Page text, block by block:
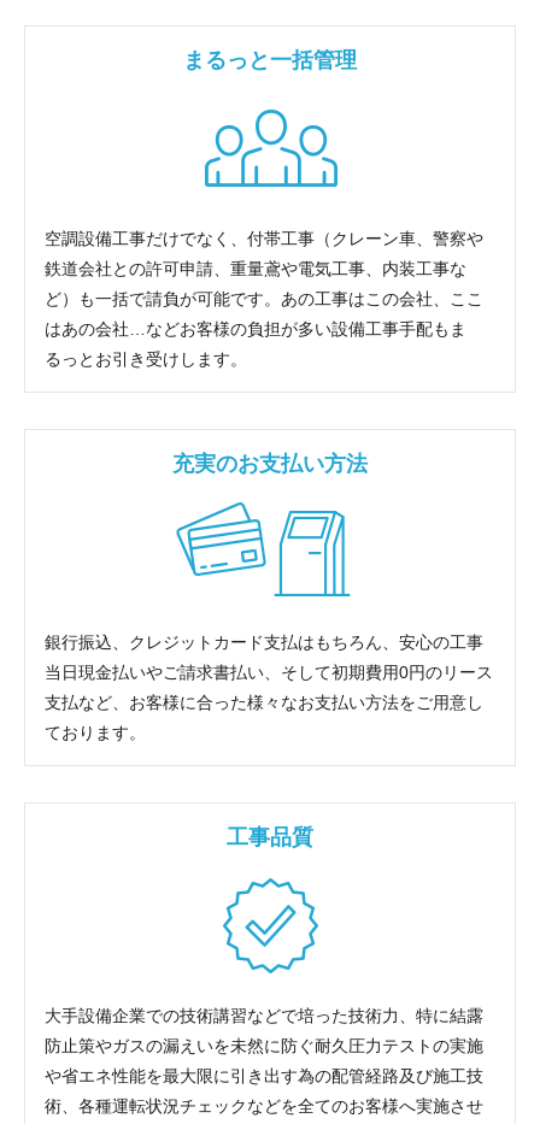
まるっと一括管理
空調設備工事だけでなく、付帯工事（クレーン車、警察や
鉄道会社との許可申請、重量鳶や電気工事、内装工事な
ど）も一括で請負が可能です。あの工事はこの会社、ここ
はあの会社…などお客様の負担が多い設備工事手配もま
るっとお引き受けします。
充実のお支払い方法
銀行振込、クレジットカード支払はもちろん、安心の工事
当日現金払いやご請求書払い、そして初期費用0円のリース
支払など、お客様に合った様々なお支払い方法をご用意し
ております。
工事品質
大手設備企業での技術講習などで培った技術力、特に結露
防止策やガスの漏えいを未然に防ぐ耐久圧力テストの実施
や省エネ性能を最大限に引き出す為の配管経路及び施工技
術、各種運転状況チェックなどを全てのお客様へ実施させ